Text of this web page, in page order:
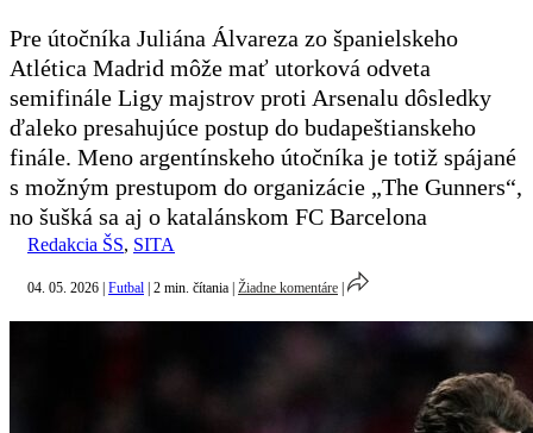
Pre útočníka Juliána Álvareza zo španielskeho
Atlética Madrid môže mať utorková odveta
semifinále Ligy majstrov proti Arsenalu dôsledky
ďaleko presahujúce postup do budapeštianskeho
finále. Meno argentínskeho útočníka je totiž spájané
s možným prestupom do organizácie „The Gunners“,
no šušká sa aj o katalánskom FC Barcelona
Redakcia ŠS, SITA
04. 05. 2026 Futbal 2 min. čítania Žiadne komentáre